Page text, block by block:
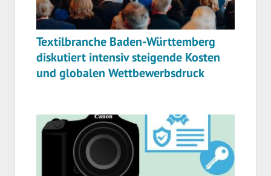
Textilbranche Baden-Württemberg
diskutiert intensiv steigende Kosten
und globalen Wettbewerbsdruck